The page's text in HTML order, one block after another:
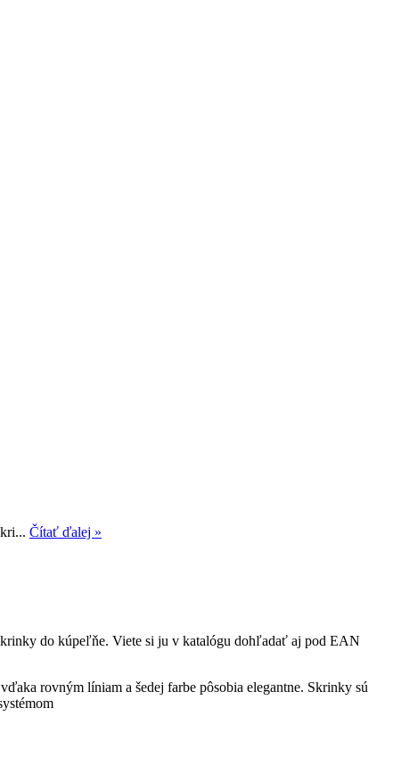
Čítať ďalej »
do kúpeľňe. Viete si ju v katalógu dohľadať aj pod EAN
rovným líniam a šedej farbe pôsobia elegantne. Skrinky sú